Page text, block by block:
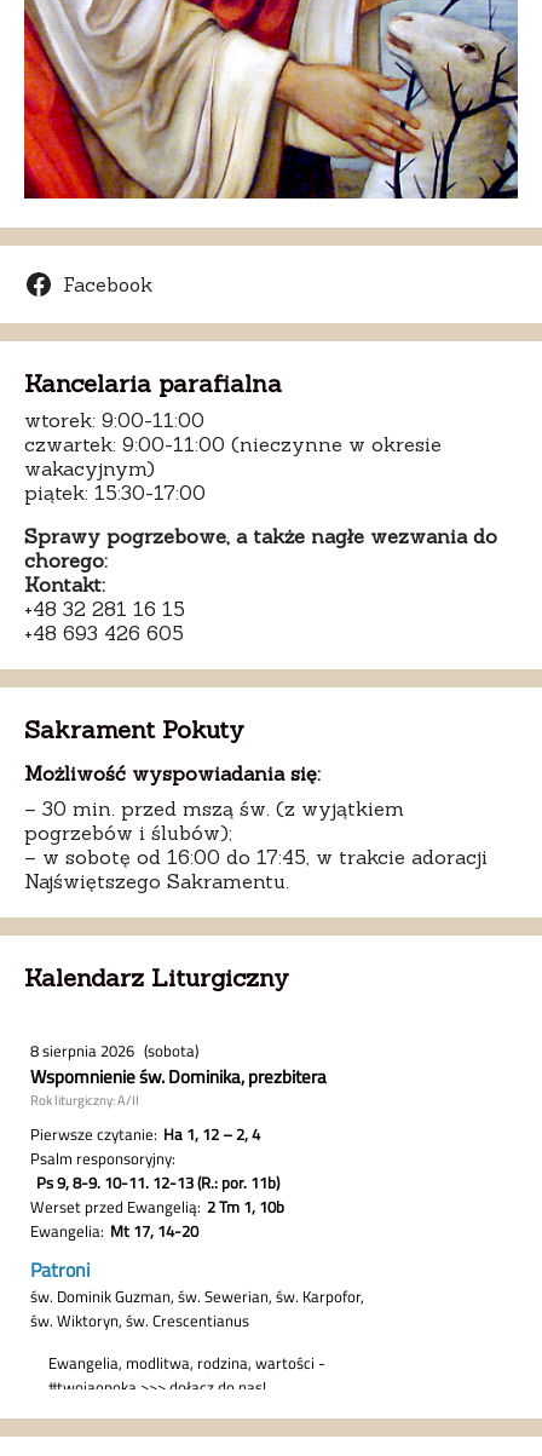
Facebook
Kancelaria parafialna
wtorek: 9:00-11:00
czwartek: 9:00-11:00 (nieczynne w okresie
wakacyjnym)
piątek: 15:30-17:00
Sprawy pogrzebowe, a także nagłe wezwania do
chorego:
Kontakt:
+48 32 281 16 15
+48 693 426 605
Sakrament Pokuty
Możliwość wyspowiadania się:
– 30 min. przed mszą św. (z wyjątkiem
pogrzebów i ślubów);
– w sobotę od 16:00 do 17:45, w trakcie adoracji
Najświętszego Sakramentu.
Kalendarz Liturgiczny